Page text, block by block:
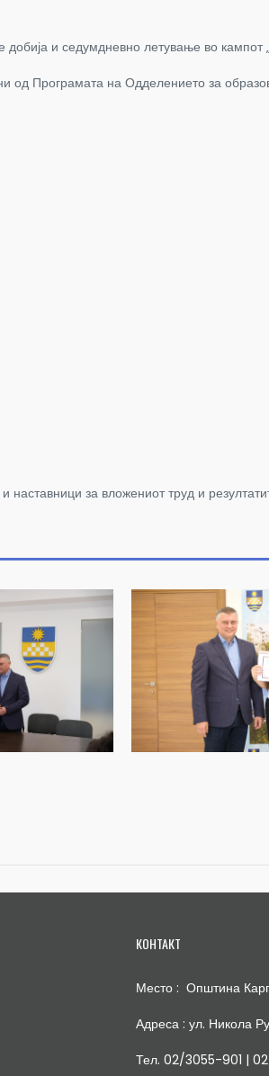
и седумдневно летување во кампот
од Програмата на Одделението за
за вложениот труд и
КОНТАКТ
Место : Општина
Адреса : ул. Никола
Тел. 02/3055-901 |